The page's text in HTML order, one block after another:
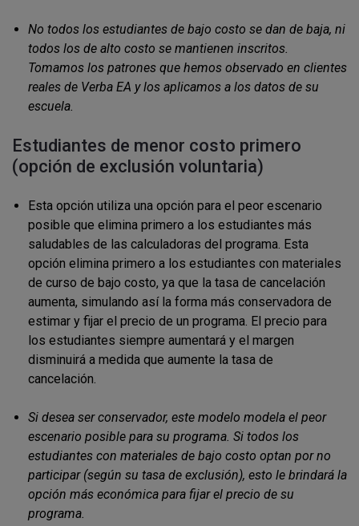
No todos los estudiantes de bajo costo se dan de baja, ni
todos los de alto costo se mantienen inscritos.
Tomamos los patrones que hemos observado en clientes
reales de Verba EA y los aplicamos a los datos de su
escuela.
Estudiantes de menor costo primero
(opción de exclusión voluntaria)
Esta opción utiliza una opción para el peor escenario
posible que elimina primero a los estudiantes más
saludables de las calculadoras del programa. Esta
opción elimina primero a los estudiantes con materiales
de curso de bajo costo, ya que la tasa de cancelación
aumenta, simulando así la forma más conservadora de
estimar y fijar el precio de un programa. El precio para
los estudiantes siempre aumentará y el margen
disminuirá a medida que aumente la tasa de
cancelación.
Si desea ser conservador, este modelo modela el peor
escenario posible para su programa. Si todos los
estudiantes con materiales de bajo costo optan por no
participar (según su tasa de exclusión), esto le brindará la
opción más económica para fijar el precio de su
programa.